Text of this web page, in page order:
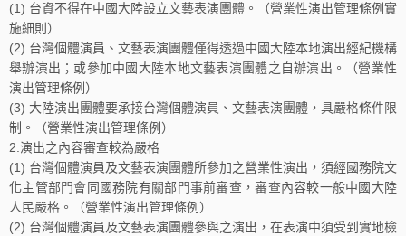
(1) 台資不得在中國大陸設立文藝表演團體。（營業性演出管理條例實
施細則）
(2) 台灣個體演員、文藝表演團體僅得透過中國大陸本地演出經紀機構
舉辦演出；或參加中國大陸本地文藝表演團體之自辦演出。（營業性
演出管理條例）
(3) 大陸演出團體要承接台灣個體演員、文藝表演團體，具嚴格條件限
制。（營業性演出管理條例）
2.演出之內容審查較為嚴格
(1) 台灣個體演員及文藝表演團體所參加之營業性演出，須經國務院文
化主管部門會同國務院有關部門事前審查，審查內容較一般中國大陸
人民嚴格。（營業性演出管理條例）
(2) 台灣個體演員及文藝表演團體參與之演出，在表演中須受到實地檢